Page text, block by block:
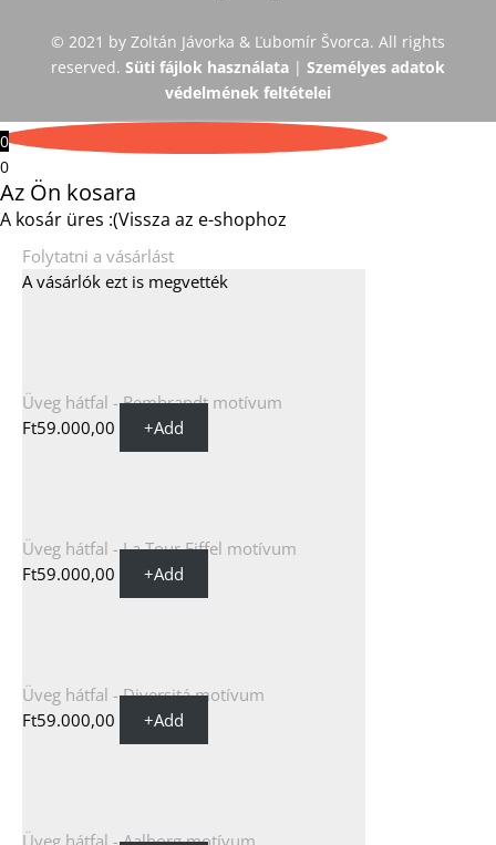
© 2021 by Zoltán Jávorka & Ľubomír Švorca. All rights
reserved. Süti fájlok használata| Személyes adatok
védelmének feltételei
0
0
Az Ön kosara
A kosár üres :(Vissza az e-shophoz
Folytatni a vásárlást
A vásárlók ezt is megvették
Üveg hátfal - Rembrandt motívum
Ft59.000,00 +Add
Üveg hátfal - La Tour Eiffel motívum
Ft59.000,00 +Add
Üveg hátfal - Diversitá motívum
Ft59.000,00 +Add
Üveg hátfal - Aalborg motívum